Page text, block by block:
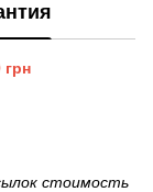
грн
стоимость